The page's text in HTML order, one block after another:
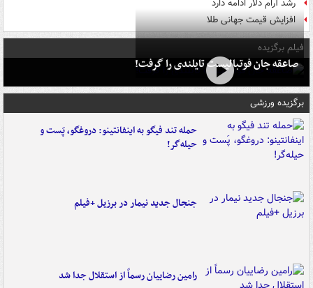
رشد آرام دلار ادامه دارد
افزایش قیمت جهانی طلا
فیلم برگزیده
صاعقه جان فوتبالیست تایلندی را گرفت!
برگزیده ورزشی
حمله تند فیگو به اینفانتینو: دروغگو، پَست‌ و
حیله‌گر!
جنجال جدید نیمار در برزیل +فیلم
رامین رضاییان رسماً از استقلال جدا شد